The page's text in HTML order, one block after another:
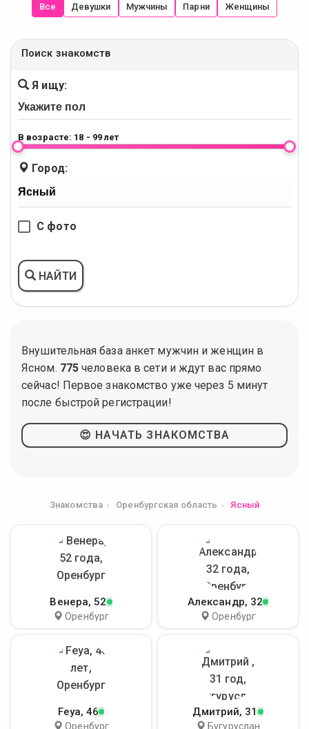
Все Девушки Мужчины Парни Женщины
Поиск знакомств
Я ищу:
В возрасте: 18 - 99 лет
Город:
С фото
НАЙТИ
Внушительная база анкет мужчин и женщин в
Ясном. 775 человека в сети и ждут вас прямо
сейчас! Первое знакомство уже через 5 минут
после быстрой регистрации!
😍 НАЧАТЬ ЗНАКОМСТВА
Знакомства Оренбургская область Ясный
Венера, 52
Оренбург
Александр, 32
Оренбург
Feya, 46
Оренбург
Дмитрий, 31
Бугуруслан